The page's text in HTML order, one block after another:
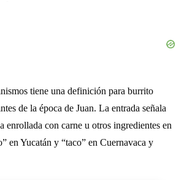
tiene una definición para burrito
de la época de Juan. La entrada señala
enrollada con carne u otros ingredientes en
en Yucatán y “taco” en Cuernavaca y